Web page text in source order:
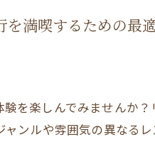
を満喫するための最
を楽しんでみませんか
ンルや雰囲気の異なる